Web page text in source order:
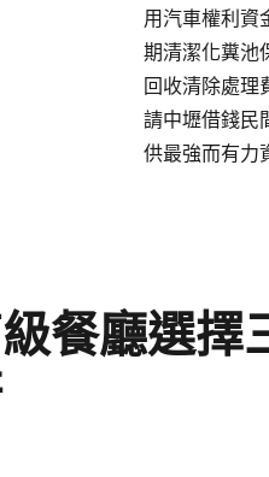
用汽車權利資
期清潔化糞池
回收清除處理
請中壢借錢民
供最強而有力
餐廳選擇